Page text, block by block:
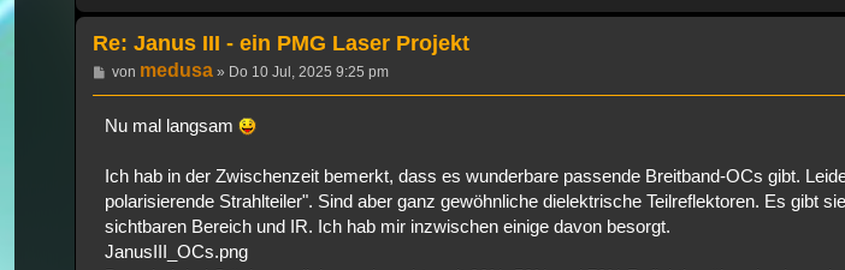
Re: Janus III - ein PMG Laser Projekt
Beitrag
von medusa» Do 10 Jul, 2025 9:25 pm
Nu mal langsam
Ich hab in der Zwischenzeit bemerkt, dass es wunderbare passende Breitband-OCs gibt.
polarisierende Strahlteiler". Sind aber ganz gewöhnliche dielektrische Teilreflektoren. Es gibt
sichtbaren Bereich und IR. Ich hab mir inzwischen einige davon besorgt.
JanusIII_OCs.png